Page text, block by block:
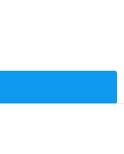
Гаражный, 3